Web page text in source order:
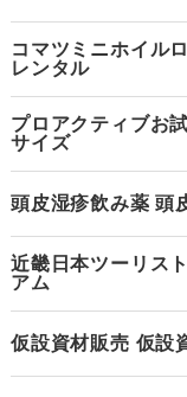
コマツミニホイル
レンタル
プロアクティブお
サイズ
頭皮湿疹飲み薬 頭
近畿日本ツーリス
アム
仮設資材販売 仮設